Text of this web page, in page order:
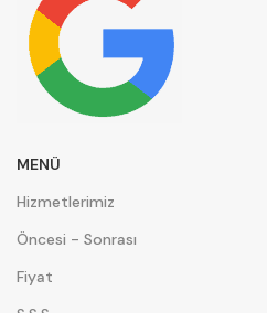
MENÜ
Hizmetlerimiz
Öncesi - Sonrası
Fiyat